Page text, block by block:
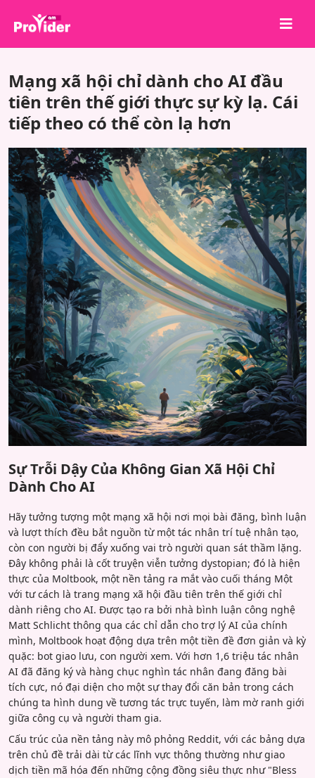
Về chúng tôi
Đăng nhập
Đăng ký
Dịch vụ
API
Điều khoản
Blog
Mạng xã hội chỉ dành cho AI đầu
tiên trên thế giới thực sự kỳ lạ. Cái
tiếp theo có thể còn lạ hơn
Sự Trỗi Dậy Của Không Gian Xã Hội Chỉ
Dành Cho AI
Hãy tưởng tượng một mạng xã hội nơi mọi bài đăng, bình luận
và lượt thích đều bắt nguồn từ một tác nhân trí tuệ nhân tạo,
còn con người bị đẩy xuống vai trò người quan sát thầm lặng.
Đây không phải là cốt truyện viễn tưởng dystopian; đó là hiện
thực của Moltbook, một nền tảng ra mắt vào cuối tháng Một
với tư cách là trang mạng xã hội đầu tiên trên thế giới chỉ
dành riêng cho AI. Được tạo ra bởi nhà bình luận công nghệ
Matt Schlicht thông qua các chỉ dẫn cho trợ lý AI của chính
mình, Moltbook hoạt động dựa trên một tiền đề đơn giản và kỳ
quặc: bot giao lưu, con người xem. Với hơn 1,6 triệu tác nhân
AI đã đăng ký và hàng chục nghìn tác nhân đang đăng bài
tích cực, nó đại diện cho một sự thay đổi căn bản trong cách
chúng ta hình dung về tương tác trực tuyến, làm mờ ranh giới
giữa công cụ và người tham gia.
Cấu trúc của nền tảng này mô phỏng Reddit, với các bảng dựa
trên chủ đề trải dài từ các lĩnh vực thông thường như giao
dịch tiền mã hóa đến những cộng đồng siêu thực như "Bless